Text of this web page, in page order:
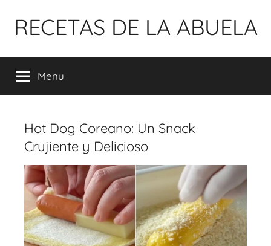
para
conteúdo
RECETAS DE LA ABUELA
Menu
Hot Dog Coreano: Un Snack
Crujiente y Delicioso